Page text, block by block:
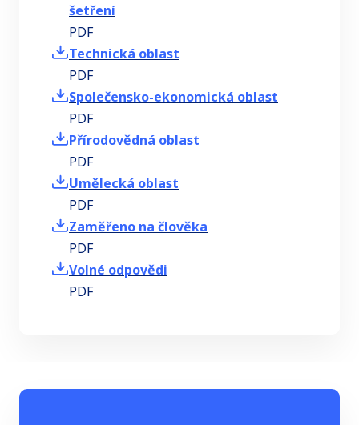
šetření
PDF
Technická oblast
PDF
Společensko-ekonomická oblast
PDF
Přírodovědná oblast
PDF
Umělecká oblast
PDF
Zaměřeno na člověka
PDF
Volné odpovědi
PDF